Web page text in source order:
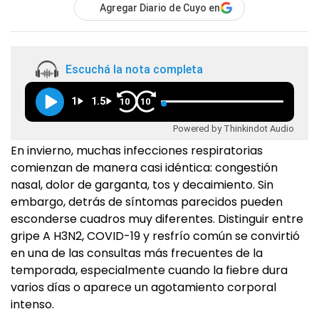
Agregar Diario de Cuyo en
Escuchá la nota completa
1 1.5 10 10
Powered by Thinkindot Audio
En invierno, muchas infecciones respiratorias
comienzan de manera casi idéntica: congestión
nasal, dolor de garganta, tos y decaimiento. Sin
embargo, detrás de síntomas parecidos pueden
esconderse cuadros muy diferentes. Distinguir entre
gripe A H3N2, COVID-19 y resfrío común se convirtió
en una de las consultas más frecuentes de la
temporada, especialmente cuando la fiebre dura
varios días o aparece un agotamiento corporal
intenso.